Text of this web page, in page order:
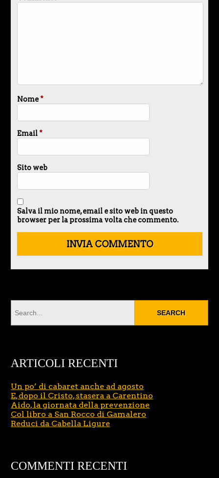
Nome*
Email*
Sito web
Salva il mio nome, email e sito web in questo
browser per la prossima volta che commento.
ARTICOLI RECENTI
Un po’ di cabaret anche ad agosto
E, dopo il Cristo, stasera a Carentino
Aido, la giornata della prevenzione
Col libro a San Rocco di Gamalero
Reduci da Cabella Ligure
COMMENTI RECENTI